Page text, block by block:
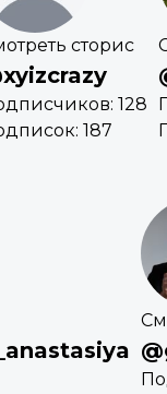
сторис
128
187